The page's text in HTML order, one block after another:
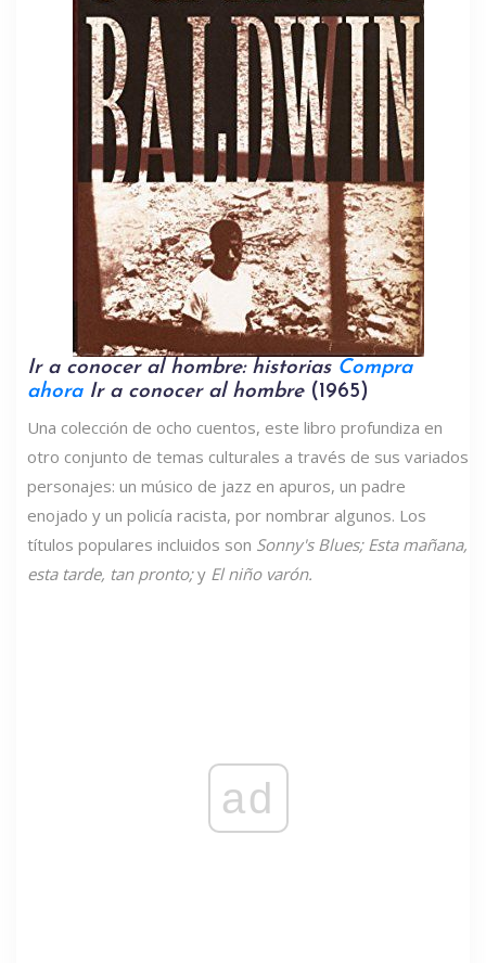
Ir a conocer al hombre: historias Compra
ahoraIr a conocer al hombre(1965)
Una colección de ocho cuentos, este libro profundiza en
otro conjunto de temas culturales a través de sus variados
personajes: un músico de jazz en apuros, un padre
enojado y un policía racista, por nombrar algunos. Los
títulos populares incluidos son Sonny's Blues; Esta mañana,
esta tarde, tan pronto;y El niño varón.
ad